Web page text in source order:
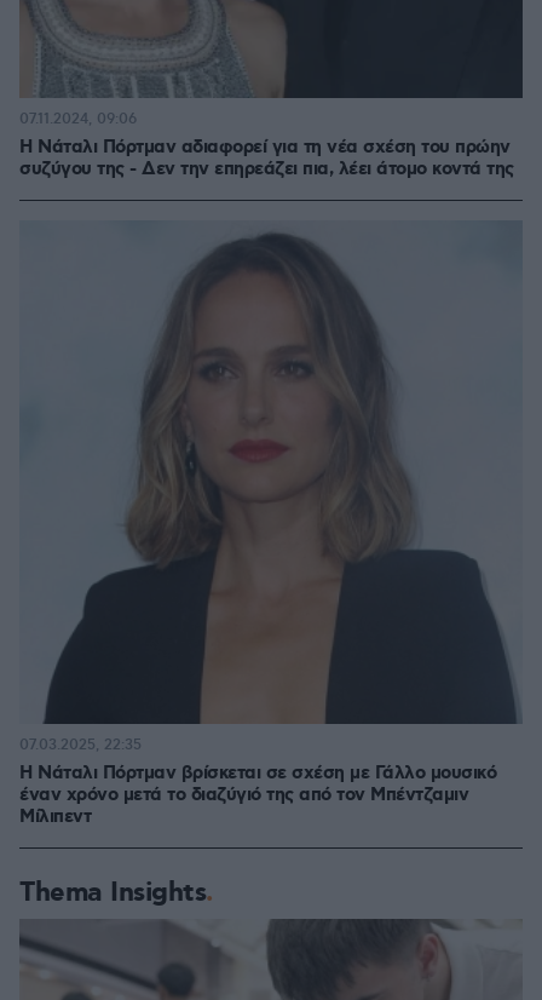
Η Νάταλι Πόρτμαν αδιαφορεί για τη νέα σχέση του πρώην
συζύγου της - Δεν την επηρεάζει πια, λέει άτομο κοντά της
07.11.2024, 09:06
Η Νάταλι Πόρτμαν βρίσκεται σε σχέση με Γάλλο μουσικό
έναν χρόνο μετά το διαζύγιό της από τον Μπέντζαμιν
Μίλιπεντ
07.03.2025, 22:35
Thema Insights